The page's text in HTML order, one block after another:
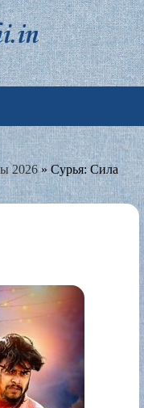
смотреть
2026» Сурья: Сила